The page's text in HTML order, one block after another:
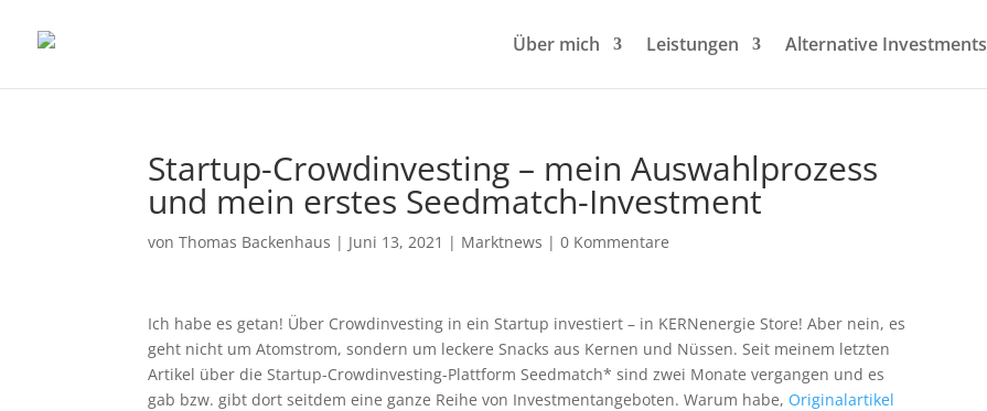
Über mich Leistungen Alternative Investments
Startup-Crowdinvesting – mein Auswahlprozess
und mein erstes Seedmatch-Investment
vonThomas Backenhaus | Juni 13, 2021 | Marktnews |0 Kommentare
Ich habe es getan! Über Crowdinvesting in ein Startup investiert – in KERNenergie Store! Aber nein, es
geht nicht um Atomstrom, sondern um leckere Snacks aus Kernen und Nüssen. Seit meinem letzten
Artikel über die Startup-Crowdinvesting-Plattform Seedmatch* sind zwei Monate vergangen und es
gab bzw. gibt dort seitdem eine ganze Reihe von Investmentangeboten. Warum habe, Originalartikel